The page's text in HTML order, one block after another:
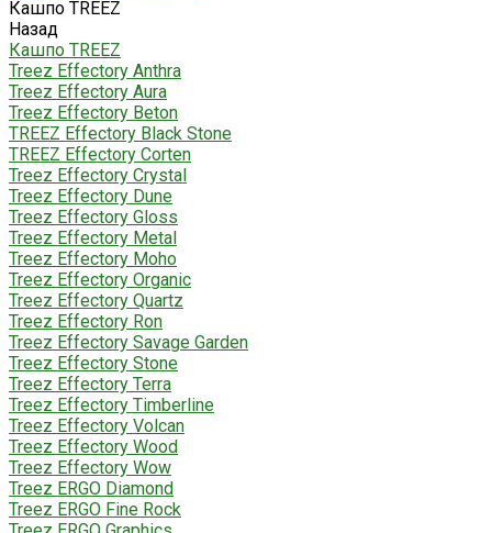
Кашпо TREEZ
Назад
Кашпо TREEZ
Treez Effectory Anthra
Treez Effectory Aura
Treez Effectory Beton
TREEZ Effectory Black Stone
TREEZ Effectory Corten
Treez Effectory Crystal
Treez Effectory Dune
Treez Effectory Gloss
Treez Effectory Metal
Treez Effectory Moho
Treez Effectory Organic
Treez Effectory Quartz
Treez Effectory Ron
Treez Effectory Savage Garden
Treez Effectory Stone
Treez Effectory Terra
Treez Effectory Timberline
Treez Effectory Volcan
Treez Effectory Wood
Treez Effectory Wow
Treez ERGO Diamond
Treez ERGO Fine Rock